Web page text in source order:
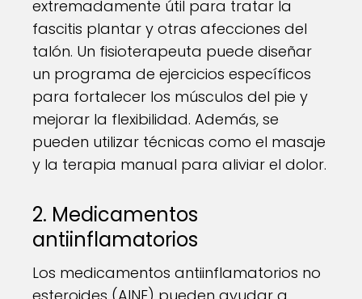
extremadamente útil para tratar la
fascitis plantar y otras afecciones del
talón. Un fisioterapeuta puede diseñar
un programa de ejercicios específicos
para fortalecer los músculos del pie y
mejorar la flexibilidad. Además, se
pueden utilizar técnicas como el masaje
y la terapia manual para aliviar el dolor.
2. Medicamentos
antiinflamatorios
Los medicamentos antiinflamatorios no